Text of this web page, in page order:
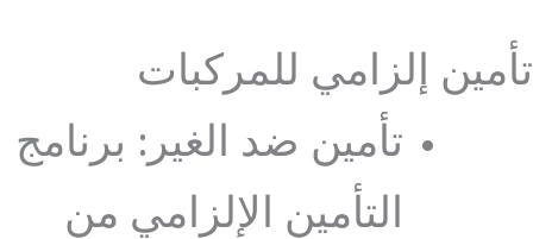
تأمين إلزامي للمركبات
تأمين ضد الغير: برنامج
التأمين الإلزامي من